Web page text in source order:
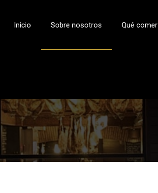
Inicio Sobre nosotros Qué comer